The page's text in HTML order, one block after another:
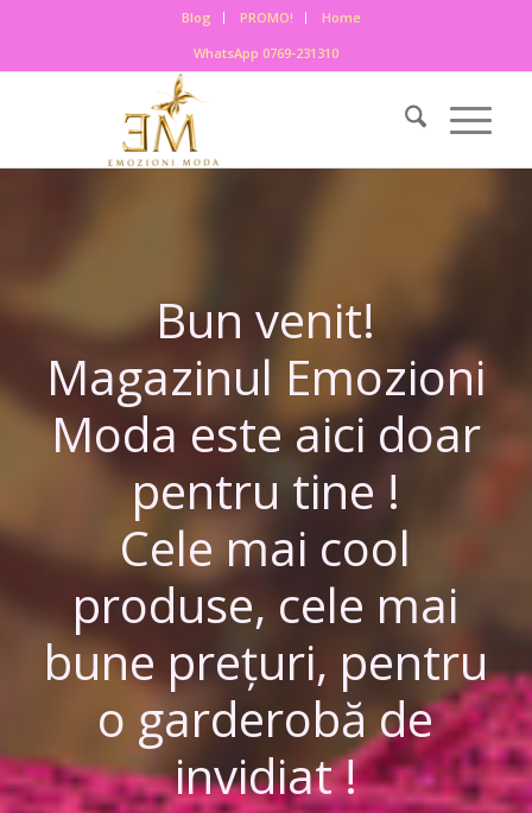
Blog PROMO!
Home
WhatsApp 0769-231310
Bun venit!
Magazinul Emozioni
Moda este aici doar
pentru tine !
Cele mai cool
produse, cele mai
bune prețuri, pentru
o garderobă de
invidiat !